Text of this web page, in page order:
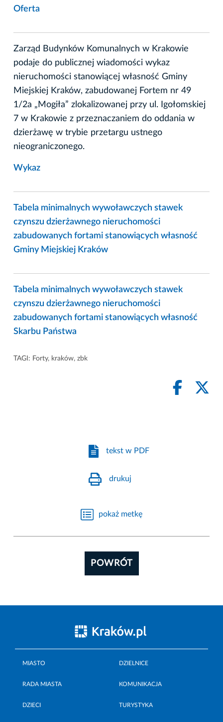
Oferta
Zarząd Budynków Komunalnych w Krakowie
podaje do publicznej wiadomości wykaz
nieruchomości stanowiącej własność Gminy
Miejskiej Kraków, zabudowanej Fortem nr 49
1/2a „Mogiła” zlokalizowanej przy ul. Igołomskiej
7 w Krakowie z przeznaczaniem do oddania w
dzierżawę w trybie przetargu ustnego
nieograniczonego.
Wykaz
Tabela minimalnych wywoławczych stawek
czynszu dzierżawnego nieruchomości
zabudowanych fortami stanowiących własność
Gminy Miejskiej Kraków
Tabela minimalnych wywoławczych stawek
czynszu dzierżawnego nieruchomości
zabudowanych fortami stanowiących własność
Skarbu Państwa
TAGI: Forty, kraków, zbk
tekst w PDF
drukuj
pokaż metkę
POWRÓT
MIASTO DZIELNICE
RADA MIASTA KOMUNIKACJA
DZIECI TURYSTYKA